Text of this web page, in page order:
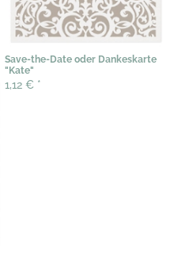
Save-the-Date oder Dankeskarte
"Kate"
1,12 € *